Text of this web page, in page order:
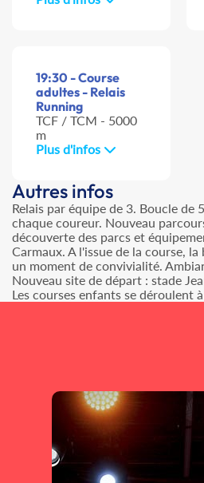
19:30 - Course
adultes - Relais
Running
TCF / TCM - 5000
m
Plus d'infos
Autres infos
Relais par équipe de 3. Boucle de
chaque coureur. Nouveau
découverte des parcs et
Carmaux. A l'issue de la course,
un moment de convivialité.
Nouveau site de départ : stade
Les courses enfants se déroulent